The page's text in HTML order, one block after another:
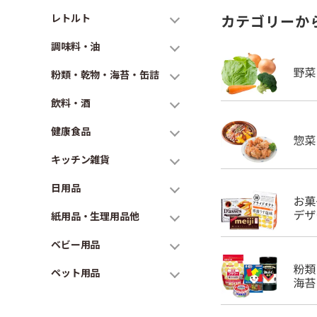
レトルト
調味料・油
粉類・乾物・海苔・缶詰
飲料・酒
健康食品
キッチン雑貨
日用品
紙用品・生理用品他
ベビー用品
ペット用品
カテゴリーか